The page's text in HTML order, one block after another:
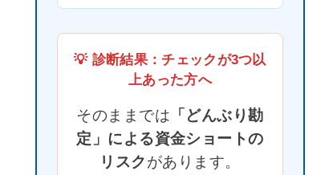
💡 診断結果：チェックが3つ以
上あった方へ
そのままでは 「どんぶり勘
定」による資金ショートの
リスクがあります。